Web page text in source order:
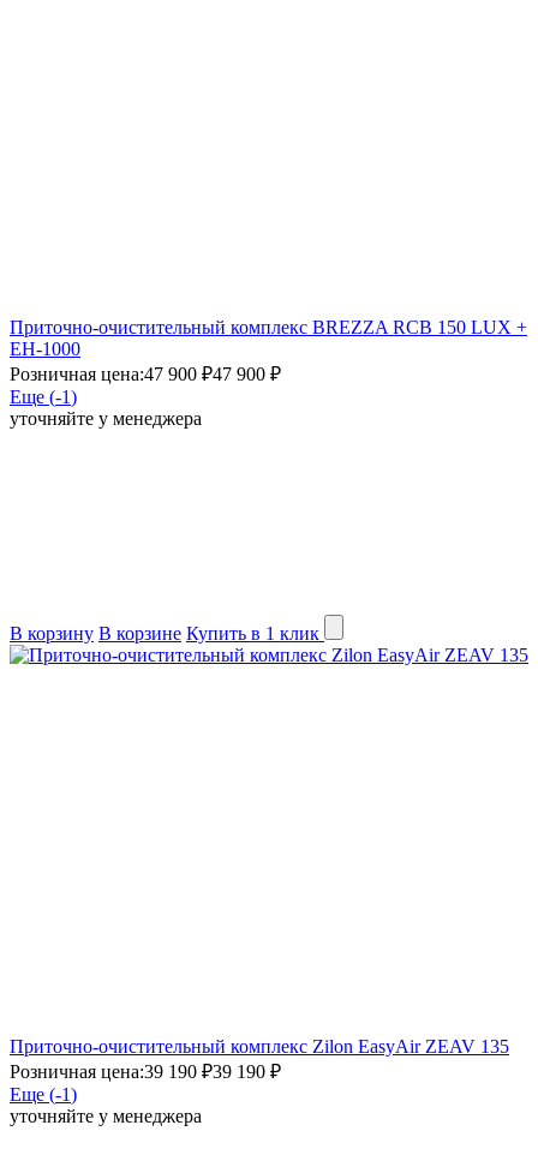
Приточно-очистительный комплекс BREZZA RCB 150 LUX +
EH-1000
Розничная цена:47 900 ₽47 900 ₽
Еще (-1)
уточняйте у менеджера
В корзину В корзине Купить в 1 клик
Приточно-очистительный комплекс Zilon EasyAir ZEAV 135
Розничная цена:39 190 ₽39 190 ₽
Еще (-1)
уточняйте у менеджера